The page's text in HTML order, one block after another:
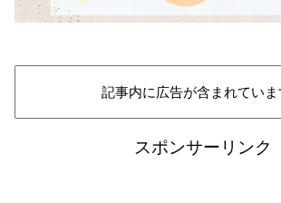
記事内に広告が含まれていま
スポンサーリンク